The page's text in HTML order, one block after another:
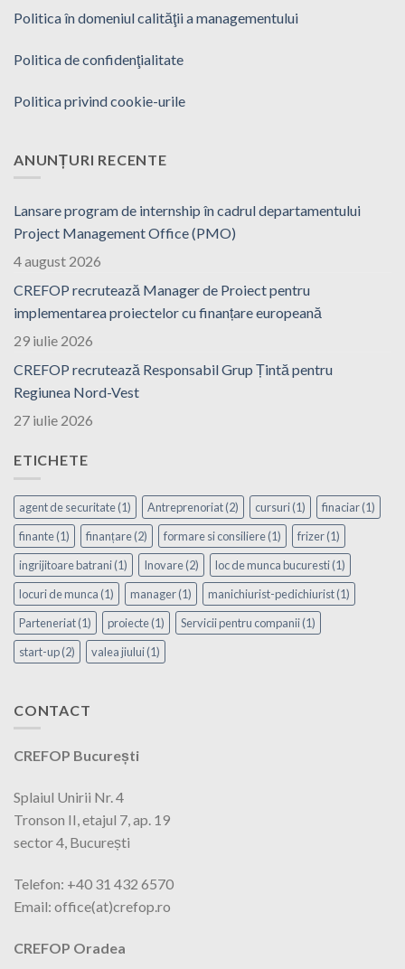
Politica în domeniul calităţii a managementului
Politica de confidenţialitate
Politica privind cookie-urile
ANUNȚURI RECENTE
Lansare program de internship în cadrul departamentului
Project Management Office (PMO)
4 august 2026
CREFOP recrutează Manager de Proiect pentru
implementarea proiectelor cu finanțare europeană
29 iulie 2026
CREFOP recrutează Responsabil Grup Țintă pentru
Regiunea Nord-Vest
27 iulie 2026
ETICHETE
agent de securitate(1) Antreprenoriat(2) cursuri(1) finaciar(1)
finante(1) finanțare(2) formare si consiliere(1) frizer(1)
ingrijitoare batrani(1) Inovare(2) loc de munca bucuresti(1)
locuri de munca (1) manager(1) manichiurist-pedichiurist(1)
Parteneriat(1) proiecte(1) Servicii pentru companii(1)
start-up(2) valea jiului(1)
CONTACT
CREFOP București
Splaiul Unirii Nr. 4
Tronson II, etajul 7, ap. 19
sector 4, București
Telefon: +40 31 432 6570
Email: office(at)crefop.ro
CREFOP Oradea